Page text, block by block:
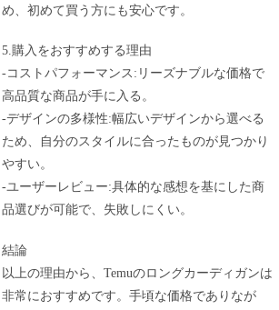
め、初めて買う方にも安心です。
5.購入をおすすめする理由
-コストパフォーマンス:リーズナブルな価格で
高品質な商品が手に入る。
-デザインの多様性:幅広いデザインから選べる
ため、自分のスタイルに合ったものが見つかり
やすい。
-ユーザーレビュー:具体的な感想を基にした商
品選びが可能で、失敗しにくい。
結論
以上の理由から、Temuのロングカーディガンは
非常におすすめです。手頃な価格でありなが